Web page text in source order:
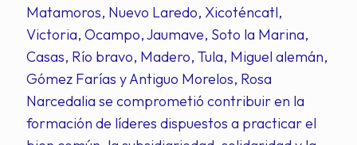
Matamoros, Nuevo Laredo, Xicoténcatl,
Victoria, Ocampo, Jaumave, Soto la Marina,
Casas, Río bravo, Madero, Tula, Miguel alemán,
Gómez Farías y Antiguo Morelos, Rosa
Narcedalia se comprometió contribuir en la
formación de líderes dispuestos a practicar el